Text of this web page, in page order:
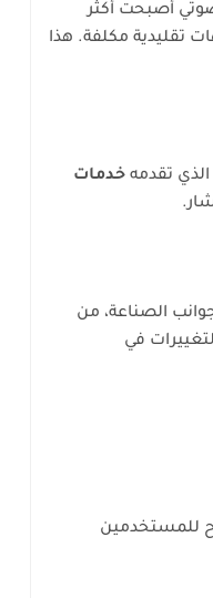
أصبحت أكثر
تقليدية مكلفة. هذا
تقدمه خدمات
الصناعة، من
في
للمستخدمين